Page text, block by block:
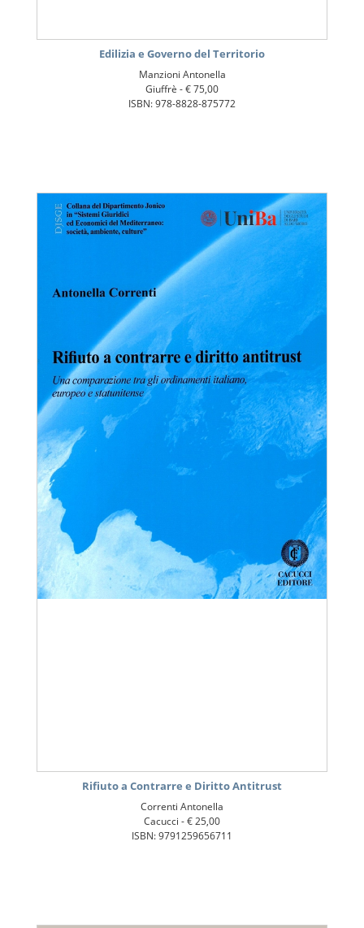
Edilizia e Governo del Territorio
Manzioni Antonella
Giuffrè -€ 75,00
ISBN: 978-8828-875772
Rifiuto a Contrarre e Diritto Antitrust
Correnti Antonella
Cacucci -€ 25,00
ISBN: 9791259656711